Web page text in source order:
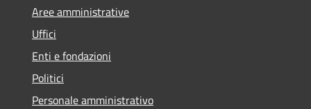
Aree amministrative
Uffici
Enti e fondazioni
Politici
Personale amministrativo